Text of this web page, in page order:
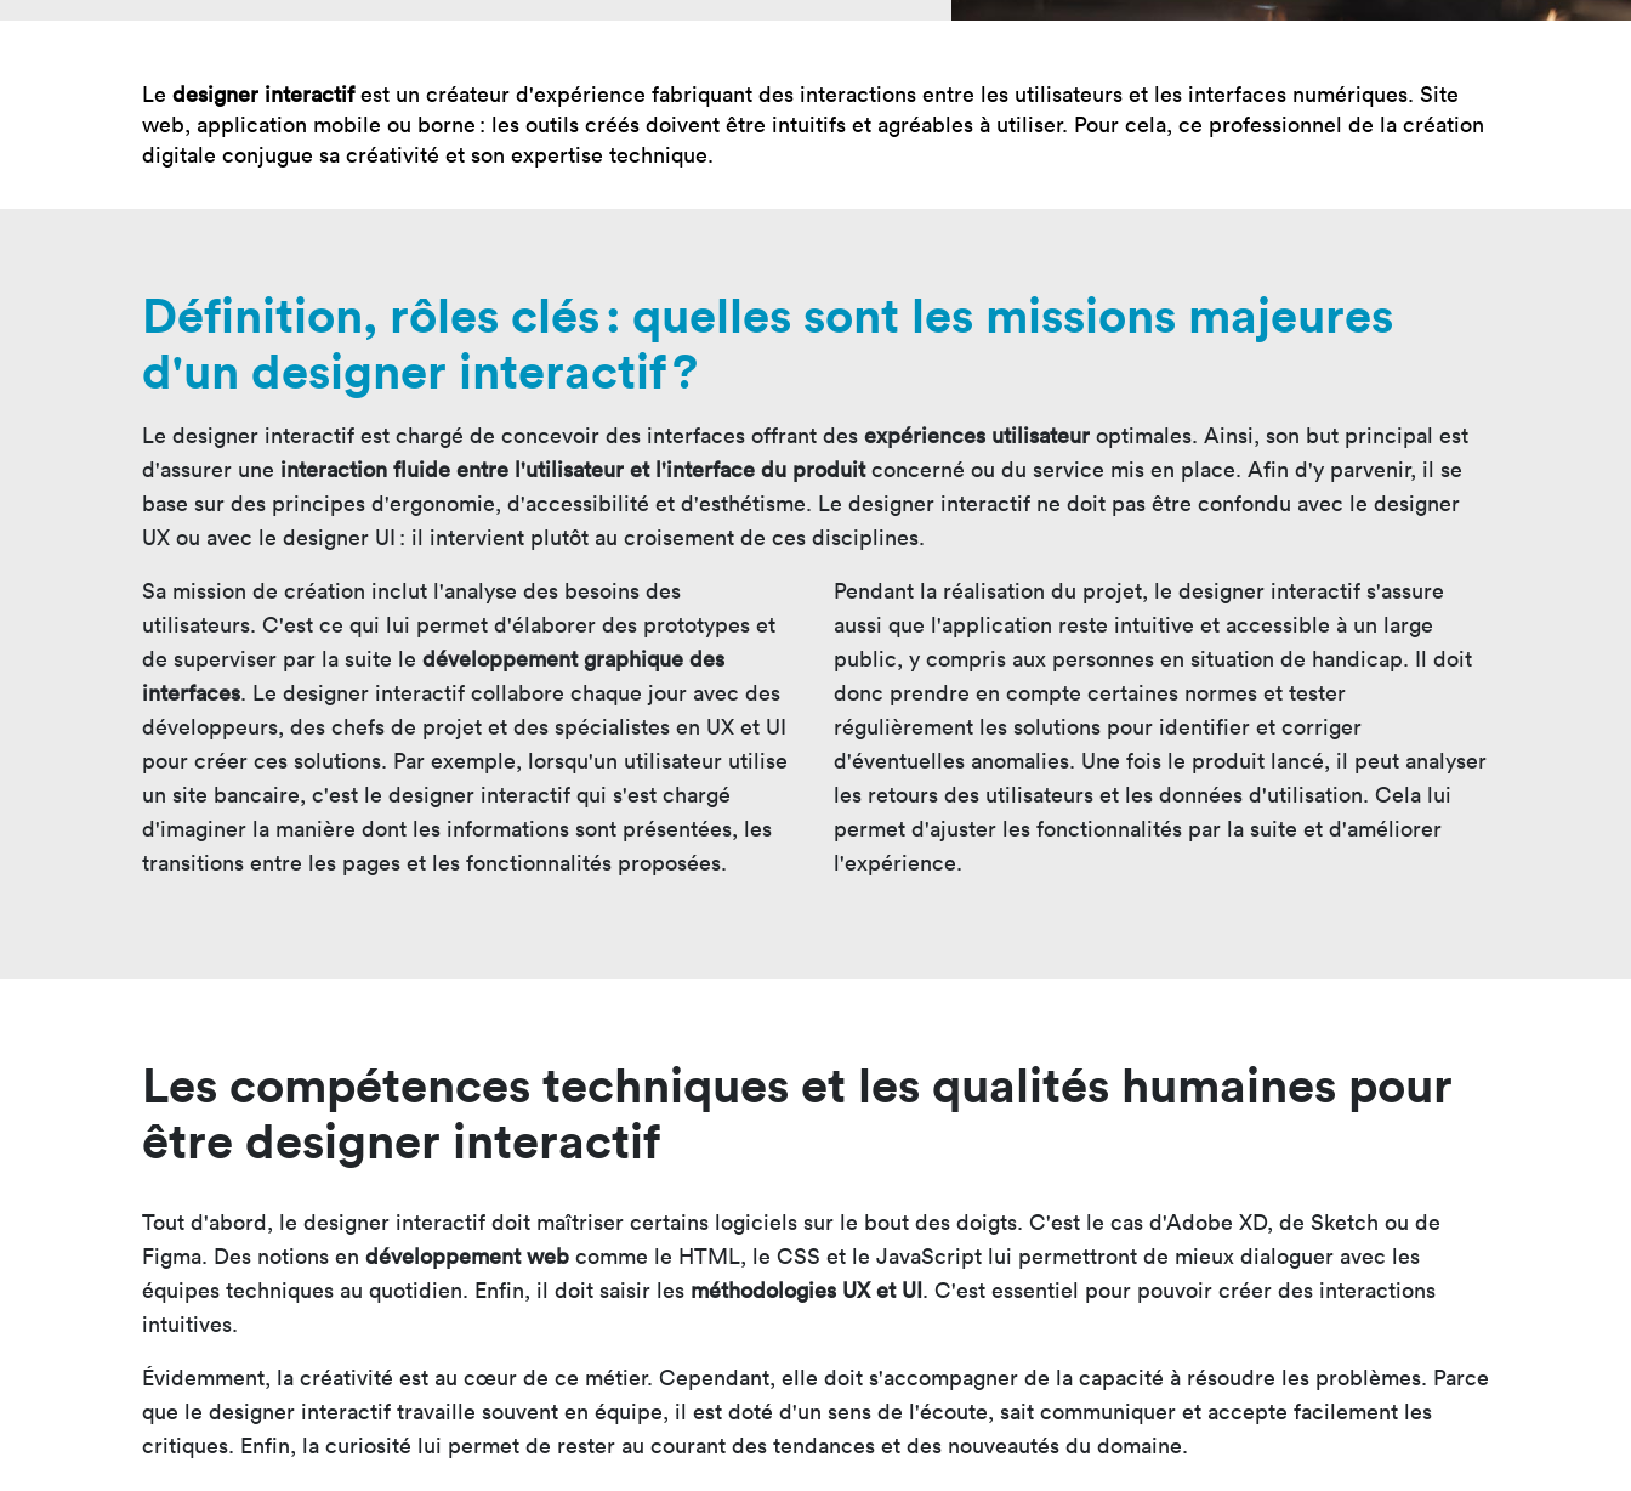
Le designer interactifest un créateur d'expérience fabriquant des interactions entre les utilisateurs et les interfaces numériques. Site
web, application mobile ou borne : les outils créés doivent être intuitifs et agréables à utiliser. Pour cela, ce professionnel de la création
digitale conjugue sa créativité et son expertise technique.
Définition, rôles clés : quelles sont les missions majeures
d'un designer interactif ?
Le designer interactif est chargé de concevoir des interfaces offrant des expériences utilisateur optimales. Ainsi, son but principal est
d'assurer une interaction fluide entre l'utilisateur et l'interface du produitconcerné ou du service mis en place. Afin d'y parvenir, il se
base sur des principes d'ergonomie, d'accessibilité et d'esthétisme. Le designer interactif ne doit pas être confondu avec le designer
UX ou avec le designer UI : il intervient plutôt au croisement de ces disciplines.
Sa mission de création inclut l'analyse des besoins des
utilisateurs. C'est ce qui lui permet d'élaborer des prototypes et
de superviser par la suite le développement graphique des
interfaces. Le designer interactif collabore chaque jour avec des
développeurs, des chefs de projet et des spécialistes en UX et UI
pour créer ces solutions. Par exemple, lorsqu'un utilisateur utilise
un site bancaire, c'est le designer interactif qui s'est chargé
d'imaginer la manière dont les informations sont présentées, les
transitions entre les pages et les fonctionnalités proposées.
Pendant la réalisation du projet, le designer interactif s'assure
aussi que l'application reste intuitive et accessible à un large
public, y compris aux personnes en situation de handicap. Il doit
donc prendre en compte certaines normes et tester
régulièrement les solutions pour identifier et corriger
d'éventuelles anomalies. Une fois le produit lancé, il peut analyser
les retours des utilisateurs et les données d'utilisation. Cela lui
permet d'ajuster les fonctionnalités par la suite et d'améliorer
l'expérience.
Les compétences techniques et les qualités humaines pour
être designer interactif
Tout d'abord, le designer interactif doit maîtriser certains logiciels sur le bout des doigts. C'est le cas d'Adobe XD, de Sketch ou de
Figma. Des notions en développement web comme le HTML, le CSS et le JavaScript lui permettront de mieux dialoguer avec les
équipes techniques au quotidien. Enfin, il doit saisir les méthodologies UX et UI. C'est essentiel pour pouvoir créer des interactions
intuitives.
Évidemment, la créativité est au cœur de ce métier. Cependant, elle doit s'accompagner de la capacité à résoudre les problèmes. Parce
que le designer interactif travaille souvent en équipe, il est doté d'un sens de l'écoute, sait communiquer et accepte facilement les
critiques. Enfin, la curiosité lui permet de rester au courant des tendances et des nouveautés du domaine.
Brand Strategy
Data Customer
Experience
Direction Artistique
Digitale
Tech Lead, IA &
Cybersécurité
Masterclass
Création digitale avec l’IA
Toutes les
formations